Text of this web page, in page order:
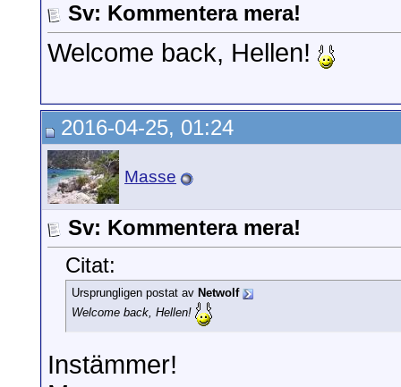
Sv: Kommentera mera!
Welcome back, Hellen!
2016-04-25, 01:24
Masse
Sv: Kommentera mera!
Citat:
Ursprungligen postat av Netwolf
Welcome back, Hellen!
Instämmer!